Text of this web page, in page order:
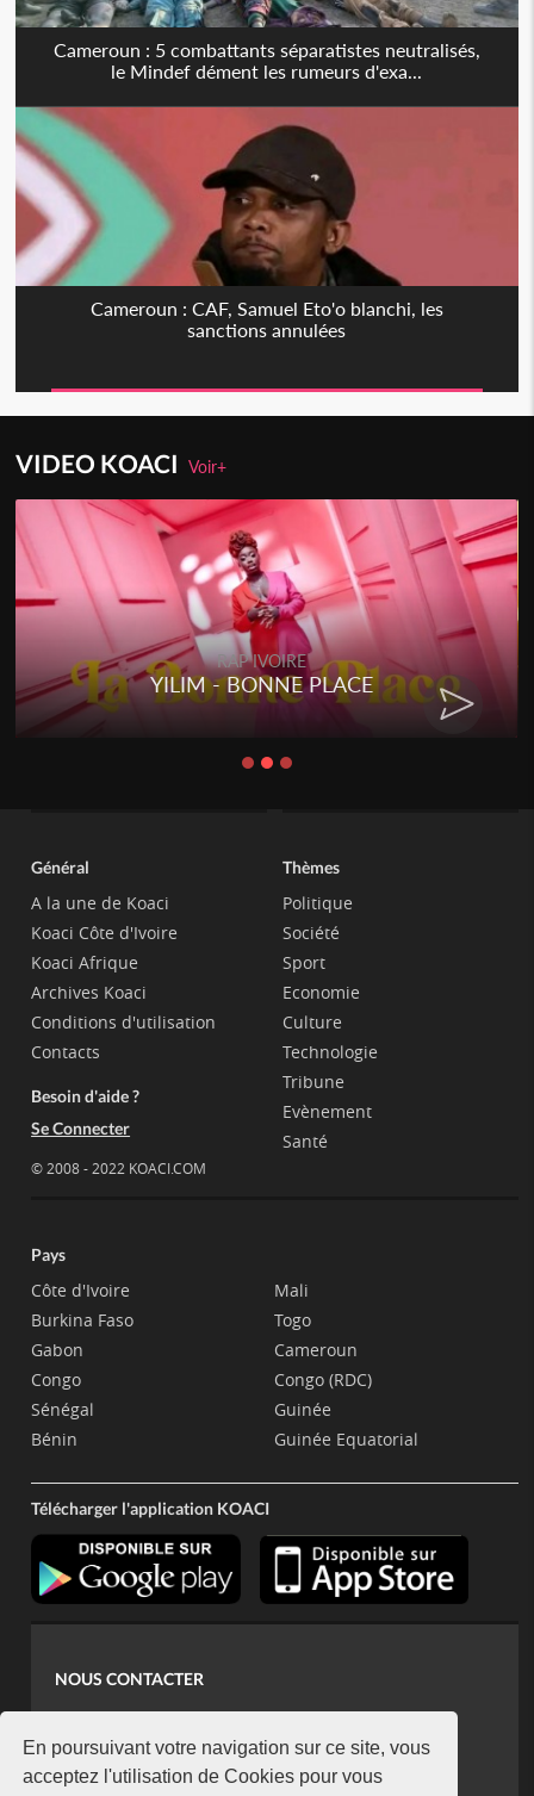
En poursuivant votre navigation sur ce site, vous
acceptez l'utilisation de Cookies pour vous
Cameroun : 5 combattants séparatistes neutralisés,
le Mindef dément les rumeurs d'exa...
Cameroun : CAF, Samuel Eto'o blanchi, les
sanctions annulées
VIDEO KOACIVoir+
RAP IVOIRE
YILIM - BONNE PLACE
Général
A la une de Koaci
Koaci Côte d'Ivoire
Koaci Afrique
Archives Koaci
Conditions d'utilisation
Contacts
Besoin d'aide ?
Se Connecter
© 2008 - 2022 KOACI.COM
Thèmes
Politique
Société
Sport
Economie
Culture
Technologie
Tribune
Evènement
Santé
Pays
Côte d'Ivoire
Burkina Faso
Gabon
Congo
Sénégal
Bénin
Mali
Togo
Cameroun
Congo (RDC)
Guinée
Guinée Equatorial
Télécharger l'application KOACI
NOUS CONTACTER
koaci@yahoo.fr
+225 07 08 85 52 93